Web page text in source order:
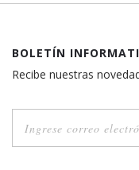
BOLETÍN
Recibe nuestras